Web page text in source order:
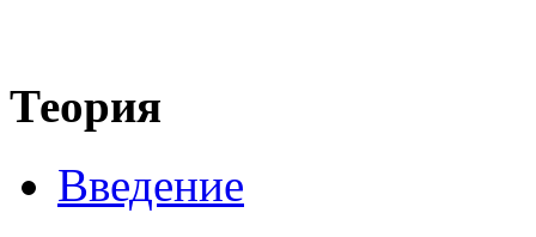
Теория
Введение